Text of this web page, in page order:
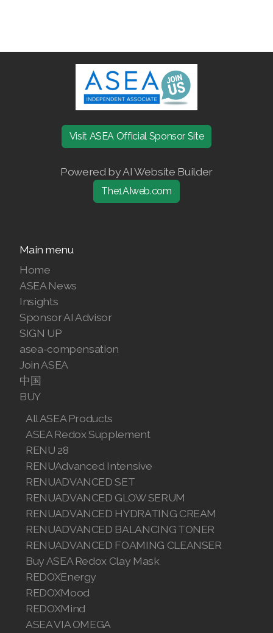
Visit ASEA Official Sponsor Site
Powered by AI Website Builder
The1AIweb.com
Main menu
Home
ASEA News
Insights
Sponsor AI Advisor
SIGN UP
asea-compensation
Join ASEA
中国
BUY
All ASEA Products
ASEA Redox Supplement
RENU 28
RENUAdvanced Intensive
RENUADVANCED SET
RENUADVANCED GLOW SERUM
RENUADVANCED HYDRATING CREAM
RENUADVANCED BALANCING TONER
RENUADVANCED FOAMING CLEANSER
Buy ASEA Redox Clay Mask
REDOXEnergy
REDOXMood
REDOXMind
ASEA VIA OMEGA
Join ASEA Finland (Suomi)
Join ASEA France (Français)
Join ASEA Germany (Deutsch)
Join ASEA Hong Kong (English)
Join ASEA Hungary (Magyar)
Join ASEA Malaysia (Bahasa Malaysia)
Join ASEA Malaysia (English)
Join ASEA Malaysia (中文)
Join ASEA Mexico (Español)
Join ASEA Netherlands (Nederlands)
Join ASEA New Zealand (English)
Join ASEA Norway (Norsk)
Join ASEA Philippines (English)
Join ASEA Poland (English)
Join ASEA Romania (Română)
Join ASEA Singapore (English)
Join ASEA Slovakia (Slovenský)
Join ASEA Slovenia (Slovenščina)